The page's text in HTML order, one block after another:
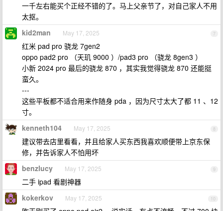
一千左右能买个正经不错的了。马上父亲节了，对自己家人不用
太抠。
7
kid2man May 17, 2025
红米 pad pro 骁龙 7gen2
oppo pad2 pro （天玑 9000 ）/pad3 pro （骁龙 8gen3 ）
小新 2024 pro 最后的骁龙 870 ，其实我觉得骁龙 870 还能挺
蛮久。
---
这些平板都不适合用来作随身 pda ，因为尺寸太大了都 11 、12
寸。
8
kenneth104 May 17, 2025
建议带去店里看看，并且给家人买东西我喜欢顺便带上京东保
修，并告诉家人不怕用坏
9
benzlucy May 17, 2025
二手 ipad 看剧神器
10
kokerkov May 17, 2025